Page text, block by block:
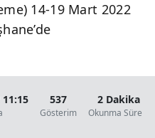
Bursa
Çorum
14-19 Mart 2022
537
Gösterim
2 Dakika
Okunma Süresi